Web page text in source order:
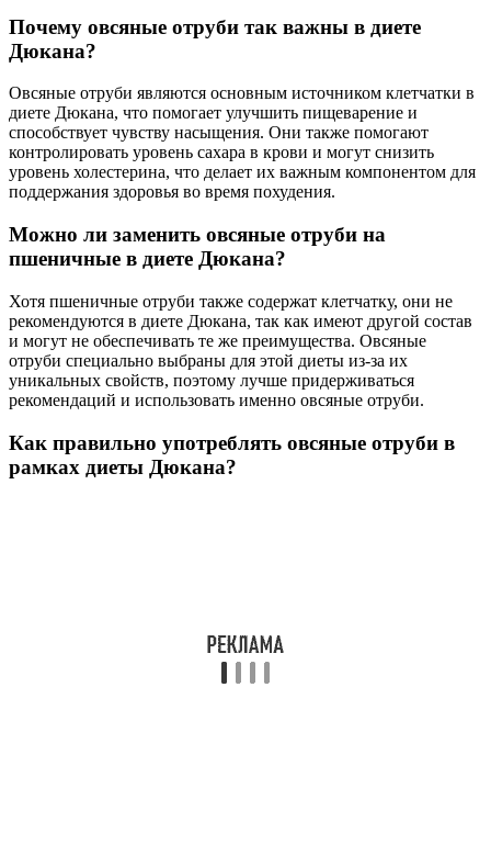
Почему овсяные отруби так важны в диете
Дюкана?
Овсяные отруби являются основным источником клетчатки в
диете Дюкана, что помогает улучшить пищеварение и
способствует чувству насыщения. Они также помогают
контролировать уровень сахара в крови и могут снизить
уровень холестерина, что делает их важным компонентом для
поддержания здоровья во время похудения.
Можно ли заменить овсяные отруби на
пшеничные в диете Дюкана?
Хотя пшеничные отруби также содержат клетчатку, они не
рекомендуются в диете Дюкана, так как имеют другой состав
и могут не обеспечивать те же преимущества. Овсяные
отруби специально выбраны для этой диеты из-за их
уникальных свойств, поэтому лучше придерживаться
рекомендаций и использовать именно овсяные отруби.
Как правильно употреблять овсяные отруби в
рамках диеты Дюкана?